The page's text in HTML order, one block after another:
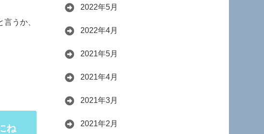
うか、
ね
2022年5月
2022年4月
2021年5月
2021年4月
2021年3月
2021年2月